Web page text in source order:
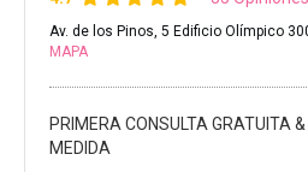
Av. de los Pinos, 5 Edificio Olímpico
MAPA
PRIMERA CONSULTA GRATUITA
MEDIDA